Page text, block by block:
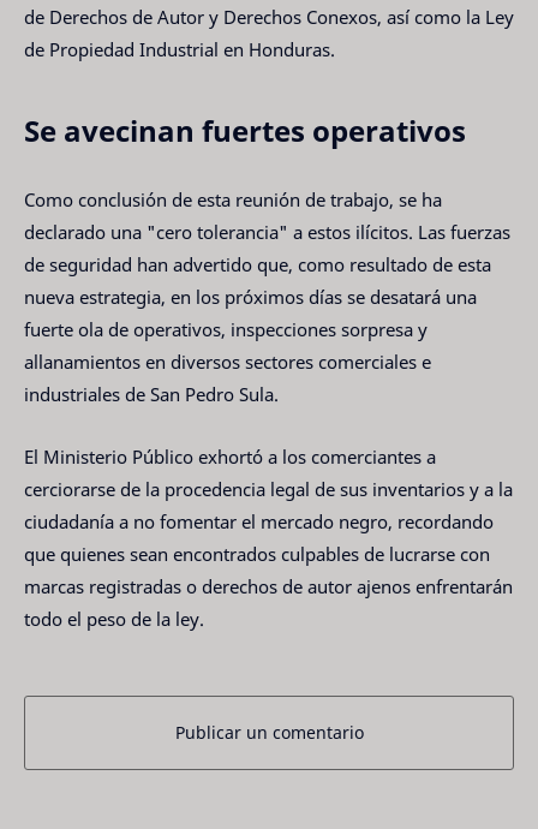
de Derechos de Autor y Derechos Conexos, así como la Ley
de Propiedad Industrial en Honduras.
Se avecinan fuertes operativos
Como conclusión de esta reunión de trabajo, se ha
declarado una "cero tolerancia" a estos ilícitos. Las fuerzas
de seguridad han advertido que, como resultado de esta
nueva estrategia, en los próximos días se desatará una
fuerte ola de operativos, inspecciones sorpresa y
allanamientos en diversos sectores comerciales e
industriales de San Pedro Sula.
El Ministerio Público exhortó a los comerciantes a
cerciorarse de la procedencia legal de sus inventarios y a la
ciudadanía a no fomentar el mercado negro, recordando
que quienes sean encontrados culpables de lucrarse con
marcas registradas o derechos de autor ajenos enfrentarán
todo el peso de la ley.
Publicar un comentario